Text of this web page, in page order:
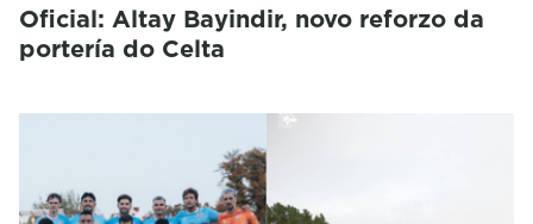
Oficial: Altay Bayindir, novo reforzo da
portería do Celta